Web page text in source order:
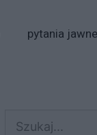
pytania
Szukaj